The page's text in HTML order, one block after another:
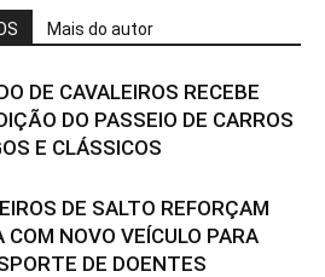
Mais do autor
DE CAVALEIROS RECEBE
DO PASSEIO DE CARROS
E CLÁSSICOS
DE SALTO REFORÇAM
COM NOVO VEÍCULO PARA
DE DOENTES